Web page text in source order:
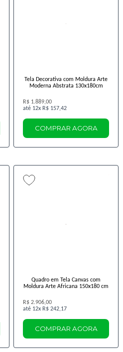
Tela Decorativa com Moldura Arte
Moderna Abstrata 130x180cm
R$ 1.889,00
12x R$ 157,42
COMPRAR AGORA
Quadro em Tela Canvas com
Moldura Arte Africana 150x180 cm
R$ 2.906,00
12x R$ 242,17
COMPRAR AGORA